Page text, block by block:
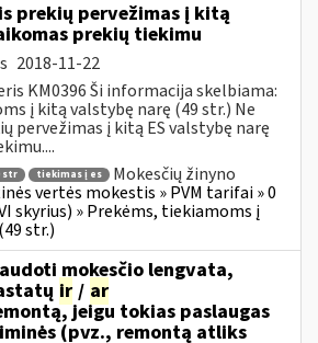
prekių pervežimas į kitą
prekių tiekimu
2018-11-22
KM0396 Ši informacija skelbiama:
į kitą valstybę narę (49 str.) Ne
pervežimas į kitą ES valstybę narę
str tiekimas į es
Mokesčių žinyno
vertės mokestis » PVM tarifai » 0
skyrius) » Prekėms, tiekiamoms į
str.)
mokesčio lengvata,
ir / ar
jeigu tokias paslaugas
(pvz., remontą atliks